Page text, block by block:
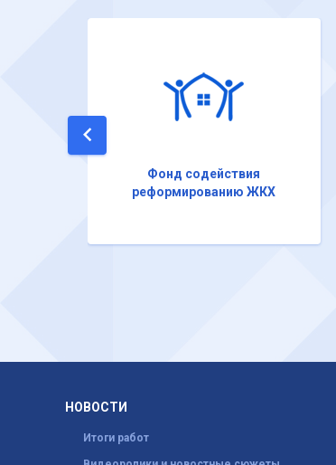
Фонд содействия
реформированию ЖКХ
НОВОСТИ
Итоги работ